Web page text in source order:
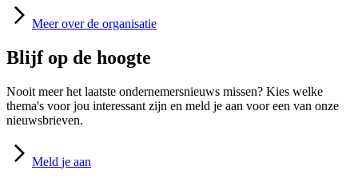
Meer over de organisatie
Blijf op de hoogte
Nooit meer het laatste ondernemersnieuws missen? Kies welke
thema's voor jou interessant zijn en meld je aan voor een van onze
nieuwsbrieven.
Meld je aan